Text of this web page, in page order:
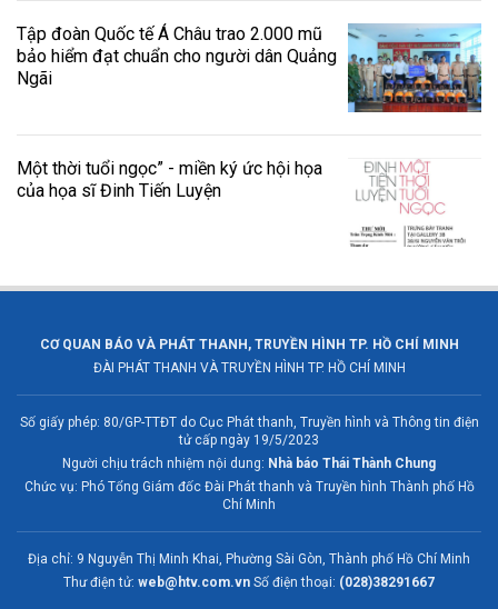
Tập đoàn Quốc tế Á Châu trao 2.000 mũ
bảo hiểm đạt chuẩn cho người dân Quảng
Ngãi
Một thời tuổi ngọc” - miền ký ức hội họa
của họa sĩ Đinh Tiến Luyện
CƠ QUAN BÁO VÀ PHÁT THANH, TRUYỀN HÌNH TP. HỒ CHÍ MINH
ĐÀI PHÁT THANH VÀ TRUYỀN HÌNH TP. HỒ CHÍ MINH
Số giấy phép: 80/GP-TTĐT do Cục Phát thanh, Truyền hình và Thông tin điện
tử cấp ngày 19/5/2023
Người chịu trách nhiệm nội dung: Nhà báo Thái Thành Chung
Chức vụ: Phó Tổng Giám đốc Đài Phát thanh và Truyền hình Thành phố Hồ
Chí Minh
Địa chỉ: 9 Nguyễn Thị Minh Khai, Phường Sài Gòn, Thành phố Hồ Chí Minh
Thư điện tử: web@htv.com.vn Số điện thoại: (028)38291667